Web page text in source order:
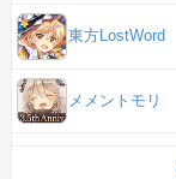
東方LostWord
メメントモリ